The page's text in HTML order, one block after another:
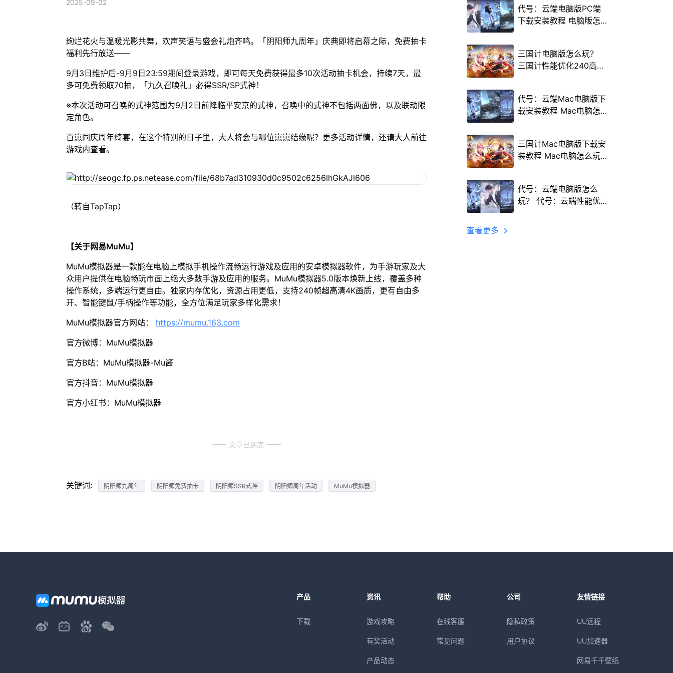
2025-09-02
绚烂花火与温暖光影共舞，欢声笑语与盛会礼炮齐鸣。「阴阳师九周年」庆典即将启幕之际，免费抽卡
福利先行放送——
9月3日维护后-9月9日23:59期间登录游戏，即可每天免费获得最多10次活动抽卡机会，持续7天，最
多可免费领取70抽，「九久召唤礼」必得SSR/SP式神！
※本次活动可召唤的式神范围为9月2日前降临平安京的式神，召唤中的式神不包括两面佛，以及联动限
定角色。
百崽同庆周年绮宴，在这个特别的日子里，大人将会与哪位崽崽结缘呢？更多活动详情，还请大人前往
游戏内查看。
（转自TapTap）
【关于网易MuMu】
MuMu模拟器是一款能在电脑上模拟手机操作流畅运行游戏及应用的安卓模拟器软件，为手游玩家及大
众用户提供在电脑畅玩市面上绝大多数手游及应用的服务。MuMu模拟器5.0版本焕新上线，覆盖多种
操作系统，多端运行更自由。独家内存优化，资源占用更低，支持240帧超高清4K画质，更有自由多
开、智能键鼠/手柄操作等功能，全方位满足玩家多样化需求！
MuMu模拟器官方网站： https://mumu.163.com
官方微博：MuMu模拟器
官方B站：MuMu模拟器-Mu酱
官方抖音：MuMu模拟器
官方小红书：MuMu模拟器
文章已到底
关键词: 阴阳师九周年 阴阳师免费抽卡 阴阳师SSR式神 阴阳师周年活动 MuMu模拟器
代号：云端电脑版PC端
下载安装教程 电脑版怎
三国计电脑版怎么玩？
三国计性能优化240高帧
代号：云端Mac电脑版下
载安装教程 Mac电脑怎
三国计Mac电脑版下载安
装教程 Mac电脑怎么玩
代号：云端电脑版怎么
玩？ 代号：云端性能优
查看更多
产品
下载
资讯
游戏攻略
有奖活动
产品动态
帮助
在线客服
常见问题
公司
隐私政策
用户协议
友情链接
UU远程
UU加速器
网易千千壁纸